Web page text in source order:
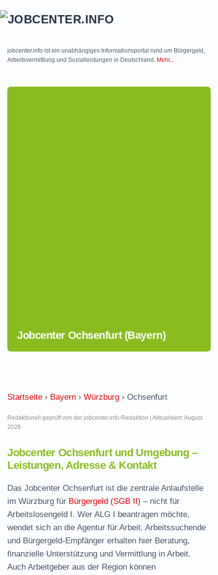
jobcenter.info ist ein unabhängiges Informationsportal rund um Bürgergeld,
Arbeitsvermittlung und Sozialleistungen in Deutschland. Mehr...
Jobcenter Ochsenfurt (Bayern)
Startseite › Bayern › Würzburg › Ochsenfurt
Redaktionell geprüft von der jobcenter.info-Redaktion | Aktualisiert: August
2026
Jobcenter Ochsenfurt und Umgebung –
Leistungen, Adresse & Kontakt
Das Jobcenter Ochsenfurt ist die zentrale Anlaufstelle
im Würzburg für Bürgergeld (SGB II) – nicht für
Arbeitslosengeld I. Wer ALG I beantragen möchte,
wendet sich an die Agentur für Arbeit. Arbeitssuchende
und Bürgergeld-Empfänger erhalten hier Beratung,
finanzielle Unterstützung und Vermittlung in Arbeit.
Auch Arbeitgeber aus der Region können